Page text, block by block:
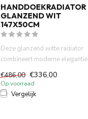
HANDDOEKRADIATOR
GLANZEND WIT
147X50CM
Deze glanzend witte radiator
combineert moderne elegantie
met efficiënte verwarm...
€486,00 €336,00
Op voorraad
Vergelijk